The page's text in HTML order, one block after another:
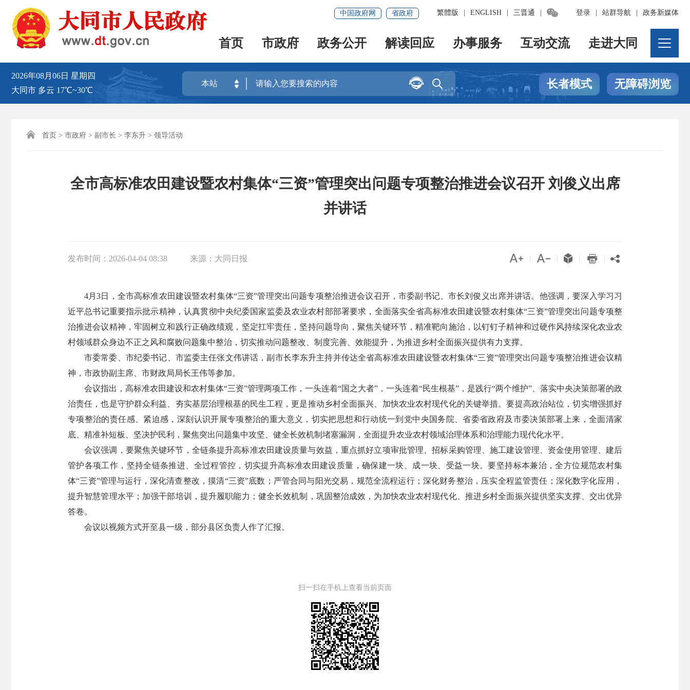
登录 站群导航 政务新媒体
繁體版 ENGLISH 三晋通 
中国政府网 省政府
首页 市政府 政务公开 解读回应 办事服务 互动交流 走进大同
2026年08月06日 星期四
大同市 多云 17℃~30℃
本站 
 长者模式 无障碍浏览
 首页 > 市政府 > 副市长 > 李东升 > 领导活动
全市高标准农田建设暨农村集体“三资”管理突出问题专项整治推进会议召开 刘俊义出席
并讲话
发布时间： 2026-04-04 08:38 来源： 大同日报     
4月3日，全市高标准农田建设暨农村集体“三资”管理突出问题专项整治推进会议召开，市委副书记、市长刘俊义出席并讲话。他强调，要深入学习习
近平总书记重要指示批示精神，认真贯彻中央纪委国家监委及农业农村部部署要求，全面落实全省高标准农田建设暨农村集体“三资”管理突出问题专项整
治推进会议精神，牢固树立和践行正确政绩观，坚定扛牢责任，坚持问题导向，聚焦关键环节，精准靶向施治，以钉钉子精神和过硬作风持续深化农业农
村领域群众身边不正之风和腐败问题集中整治，切实推动问题整改、制度完善、效能提升，为推进乡村全面振兴提供有力支撑。
市委常委、市纪委书记、市监委主任张文伟讲话，副市长李东升主持并传达全省高标准农田建设暨农村集体“三资”管理突出问题专项整治推进会议精
神，市政协副主席、市财政局局长王伟等参加。
会议指出，高标准农田建设和农村集体“三资”管理两项工作，一头连着“国之大者”，一头连着“民生根基”，是践行“两个维护”、落实中央决策部署的政
治责任，也是守护群众利益、夯实基层治理根基的民生工程，更是推动乡村全面振兴、加快农业农村现代化的关键举措。要提高政治站位，切实增强抓好
专项整治的责任感、紧迫感，深刻认识开展专项整治的重大意义，切实把思想和行动统一到党中央国务院、省委省政府及市委决策部署上来，全面清家
底、精准补短板、坚决护民利，聚焦突出问题集中攻坚、健全长效机制堵塞漏洞，全面提升农业农村领域治理体系和治理能力现代化水平。
会议强调，要聚焦关键环节，全链条提升高标准农田建设质量与效益，重点抓好立项审批管理、招标采购管理、施工建设管理、资金使用管理、建后
管护各项工作，坚持全链条推进、全过程管控，切实提升高标准农田建设质量，确保建一块、成一块、受益一块。要坚持标本兼治，全方位规范农村集
体“三资”管理与运行，深化清查整改，摸清“三资”底数；严管合同与阳光交易，规范全流程运行；深化财务整治，压实全程监管责任；深化数字化应用，
提升智慧管理水平；加强干部培训，提升履职能力；健全长效机制，巩固整治成效，为加快农业农村现代化、推进乡村全面振兴提供坚实支撑、交出优异
答卷。
会议以视频方式开至县一级，部分县区负责人作了汇报。
扫一扫在手机上查看当前页面